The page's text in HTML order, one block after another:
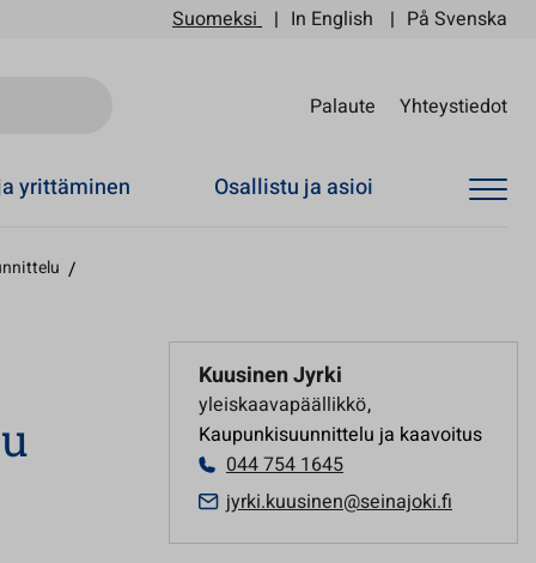
Suomeksi In English På Svenska
Palaute Yhteystiedot
yrittäminen Osallistu ja asioi
/
Kuusinen Jyrki
yleiskaavapäällikkö,
Kaupunkisuunnittelu ja kaavoitus
044 754 1645
jyrki.kuusinen@seinajoki.fi